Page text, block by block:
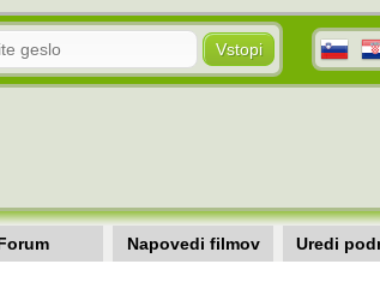
Napovedi filmov Uredi